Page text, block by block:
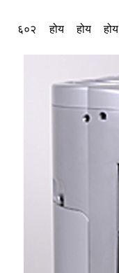
६०२ होय होय होय